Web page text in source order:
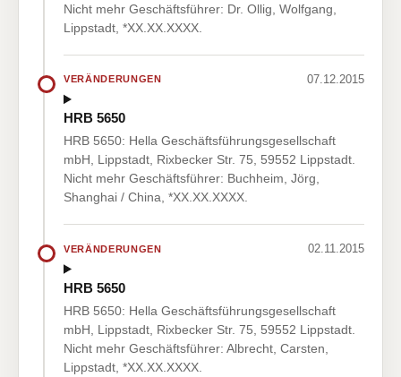
Nicht mehr Geschäftsführer: Dr. Ollig, Wolfgang,
Lippstadt, *XX.XX.XXXX.
VERÄNDERUNGEN 07.12.2015
HRB 5650
HRB 5650: Hella Geschäftsführungsgesellschaft
mbH, Lippstadt, Rixbecker Str. 75, 59552 Lippstadt.
Nicht mehr Geschäftsführer: Buchheim, Jörg,
Shanghai / China, *XX.XX.XXXX.
VERÄNDERUNGEN 02.11.2015
HRB 5650
HRB 5650: Hella Geschäftsführungsgesellschaft
mbH, Lippstadt, Rixbecker Str. 75, 59552 Lippstadt.
Nicht mehr Geschäftsführer: Albrecht, Carsten,
Lippstadt, *XX.XX.XXXX.